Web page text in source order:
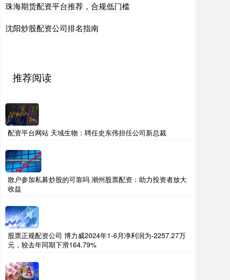
珠海期货配资平台推荐，合规低门槛
沈阳炒股配资公司排名指南
推荐阅读
配资平台网站 天域生物：聘任史东伟担任公司新总裁
散户参加私募炒股的可靠吗 潮州股票配资：助力投资者放大
收益
股票正规配资公司 博力威2024年1-6月净利润为-2257.27万
元，较去年同期下滑164.79%